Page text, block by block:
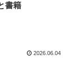
書籍
2026.06.04